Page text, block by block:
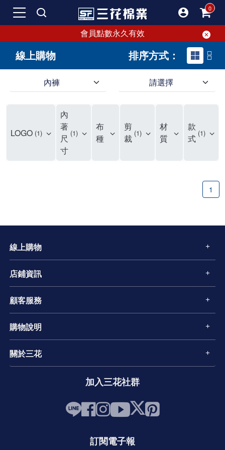
會員點數永久有效
線上購物 排序方式：
內褲 請選擇
LOGO 1
內
著
尺
寸
1
布
種
剪
裁 1
材
質
款
式 1
1
線上購物
店鋪資訊
顧客服務
購物說明
關於三花
加入三花社群
訂閱電子報